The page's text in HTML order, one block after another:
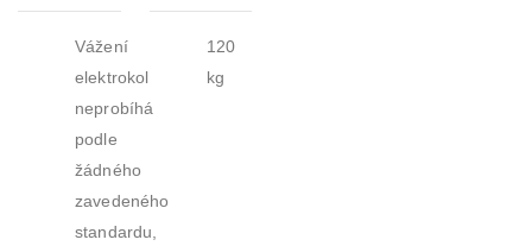
Vážení
elektrokol
neprobíhá
podle
žádného
zavedeného
standardu,
120
kg